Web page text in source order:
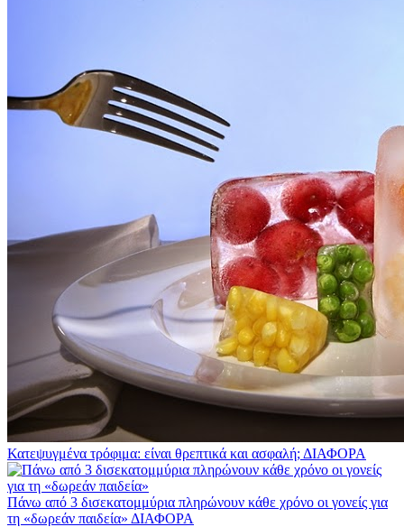
Κατεψυγμένα τρόφιμα: είναι θρεπτικά και ασφαλή; ΔΙΑΦΟΡΑ
Πάνω από 3 δισεκατομμύρια πληρώνουν κάθε χρόνο οι γονείς για
τη «δωρεάν παιδεία» ΔΙΑΦΟΡΑ